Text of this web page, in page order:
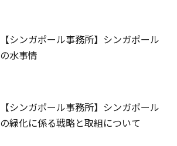
【シンガポール事務所】シンガポール
の水事情
【シンガポール事務所】シンガポール
の緑化に係る戦略と取組について